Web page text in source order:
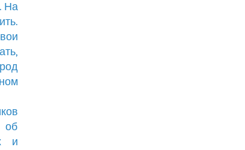
На
об
и